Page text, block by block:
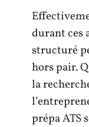
durant ces
structuré
hors pair.
la
prépa ATS